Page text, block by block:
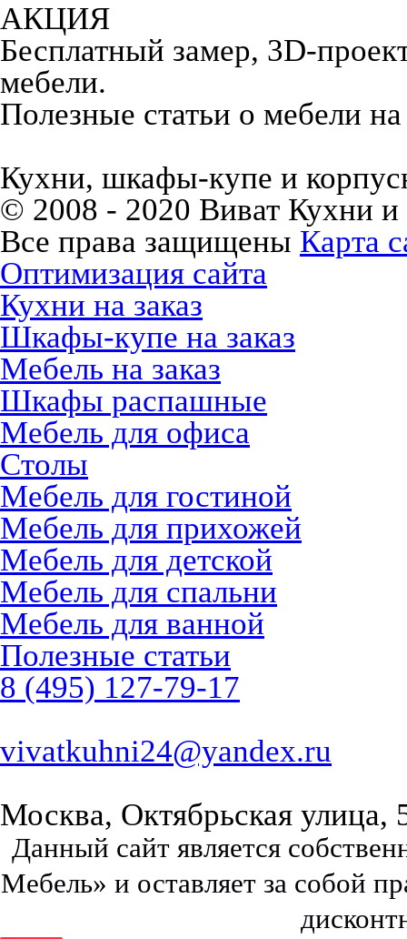
АКЦИЯ
Бесплатный замер, 3D-
мебели.
Полезные статьи о мебели на
Кухни, шкафы-купе и
© 2008 - 2020 Виват Кухни
Все права защищены Карта
Оптимизация сайта
Кухни на заказ
Шкафы-купе на заказ
Мебель на заказ
Шкафы распашные
Мебель для офиса
Столы
Мебель для гостиной
Мебель для прихожей
Мебель для детской
Мебель для спальни
Мебель для ванной
Полезные статьи
8 (495) 127-79-17
vivatkuhni24@yandex.ru
Москва, Октябрьская улица,
Данный сайт является
Мебель» и оставляет за собой